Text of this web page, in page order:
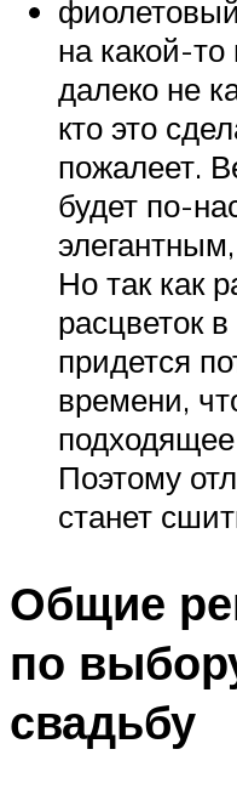
на какой-
далеко не
кто это
пожалеет.
будет по-
Но так как
расцветок
придется
времени,
Поэтому
станет
Общие
по
свадьбу